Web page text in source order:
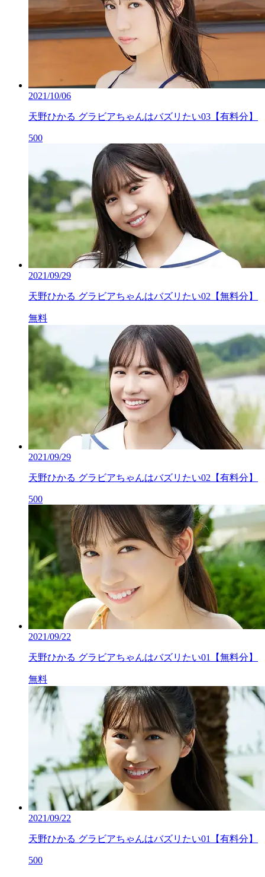
2021/10/06
天野ひかる グラビアちゃんはバズリたい03【有料分】
500
2021/09/29
天野ひかる グラビアちゃんはバズリたい02【無料分】
無料
2021/09/29
天野ひかる グラビアちゃんはバズリたい02【有料分】
500
2021/09/22
天野ひかる グラビアちゃんはバズリたい01【無料分】
無料
2021/09/22
天野ひかる グラビアちゃんはバズリたい01【有料分】
500